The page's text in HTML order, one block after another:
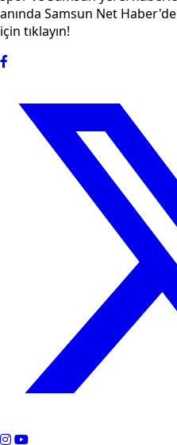
anında Samsun Net
için tıklayın!